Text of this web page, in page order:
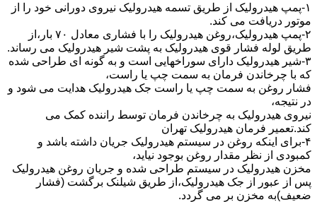
۱-پمپ هیدرولیک از طریق تسمه هیدرولیک نیروی دورانی خود را از
موتور دریافت می کند.
۲-پمپ هیدرولیک،روغن هیدرولیک را با فشاری معادل ۷۰ بار،از
طریق لوله فشار قوی هیدرولیک به پشت شیر هیدرولیک می رساند.
۳-شیر هیدرولیک دارای سوراخهایی است و به گونه ای طراحی شده
که با چرخاندن فرمان به سمت چپ یا راست،
فشار روغن به سمت چپ یا راست جک هیدرولیک هدایت می شود و
در نتیجه،
نیروی هیدرولیک به چرخاندن فرمان توسط راننده کمک می
کند.تعمیر فرمان هیدرولیک تهران
۴-برای اینکه روغن در سیستم هیدرولیک جریان داشته باشد و
کمبودی از نظر مقدار روغن بوجود نیاید،
مخزن هیدرولیک در سیستم طراحی شده و جریان روغن هیدرولیک
پس از عبور از جک هیدرولیک،از طریق شیلنک برگشت (فشار
ضعیف)به مخزن بر می گردد.